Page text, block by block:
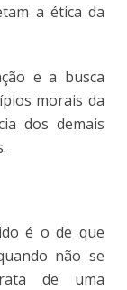
a ética da
e a busca
morais da
dos demais
é o de que
não se
de uma